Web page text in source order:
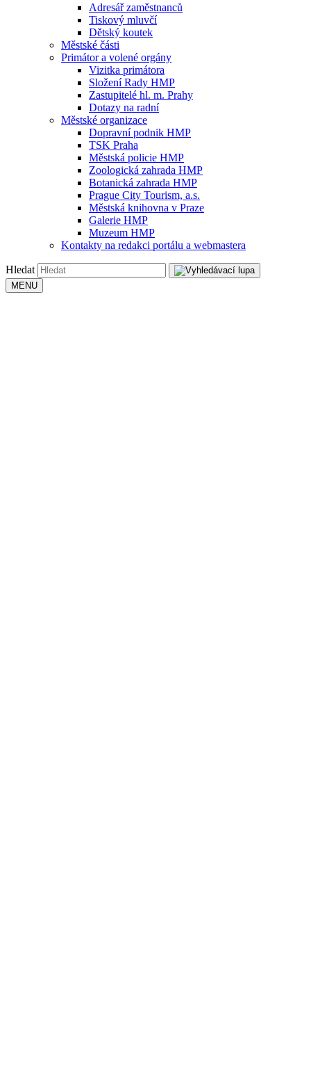
Adresář zaměstnanců
Tiskový mluvčí
Dětský koutek
Městské části
Primátor a volené orgány
Vizitka primátora
Složení Rady HMP
Zastupitelé hl. m. Prahy
Dotazy na radní
Městské organizace
Dopravní podnik HMP
TSK Praha
Městská policie HMP
Zoologická zahrada HMP
Botanická zahrada HMP
Prague City Tourism, a.s.
Městská knihovna v Praze
Galerie HMP
Muzeum HMP
Kontakty na redakci portálu a webmastera
Hledat
MENU